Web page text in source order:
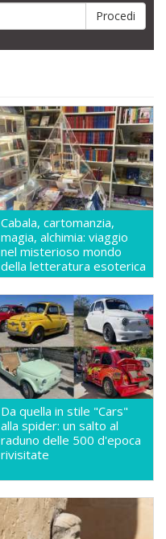
Cabala, cartomanzia,
magia, alchimia: viaggio
nel misterioso mondo
della letteratura esoterica
Da quella in stile "Cars"
alla spider: un salto al
raduno delle 500 d'epoca
rivisitate